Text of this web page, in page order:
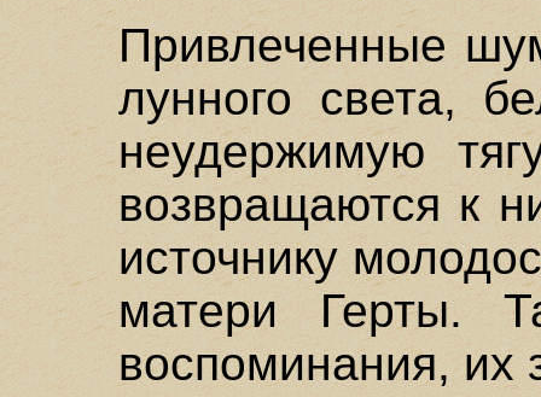
Привлеченные
лунного света,
неудержимую
возвращаются к
источнику
матери Герты.
воспоминания, их